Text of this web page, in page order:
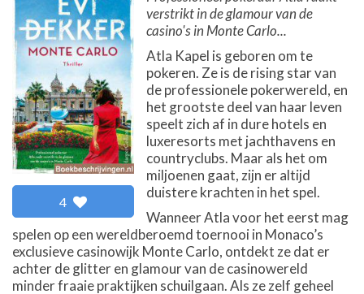
4
verstrikt in de glamour van de
casino's in Monte Carlo...
Atla Kapel is geboren om te
pokeren. Ze is de rising star van
de professionele pokerwereld, en
het grootste deel van haar leven
speelt zich af in dure hotels en
luxeresorts met jachthavens en
countryclubs. Maar als het om
miljoenen gaat, zijn er altijd
duistere krachten in het spel.
Wanneer Atla voor het eerst mag
spelen op een wereldberoemd toernooi in Monaco’s
exclusieve casinowijk Monte Carlo, ontdekt ze dat er
achter de glitter en glamour van de casinowereld
minder fraaie praktijken schuilgaan. Als ze zelf geheel